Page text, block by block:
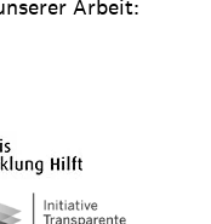
Arbeit: